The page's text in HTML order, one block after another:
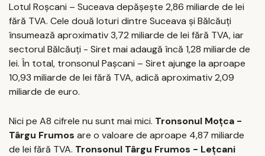
Lotul Roșcani – Suceava depășește 2,86 miliarde de lei
fără TVA. Cele două loturi dintre Suceava și Bălcăuți
însumează aproximativ 3,72 miliarde de lei fără TVA, iar
sectorul Bălcăuți - Siret mai adaugă încă 1,28 miliarde de
lei. În total, tronsonul Pașcani – Siret ajunge la aproape
10,93 miliarde de lei fără TVA, adică aproximativ 2,09
miliarde de euro.
Nici pe A8 cifrele nu sunt mai mici. Tronsonul Moțca -
Târgu Frumos are o valoare de aproape 4,87 miliarde
de lei fără TVA. Tronsonul Târgu Frumos - Lețcani